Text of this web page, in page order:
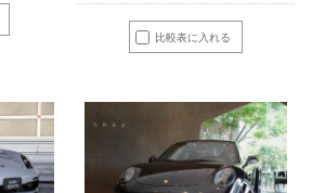
比較表に入れる